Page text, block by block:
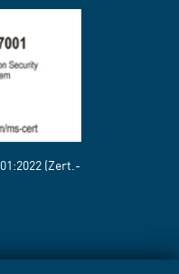
(Zert.-